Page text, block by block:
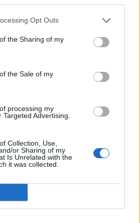
Opt Outs
the Sharing of my
the Sale of my
processing my
Advertising.
Collection, Use,
or Sharing of my
Is Unrelated with the
it was collected.
Con la Lazio, quindi, in campo
Palladino e Pandev.
Pinilla. In difesa, senza
campo di Gentiletti con i
e Munoz.